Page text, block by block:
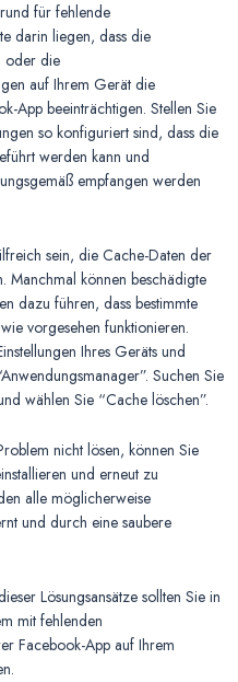
für fehlende
darin liegen, dass die
oder die
auf Ihrem Gerät die
App beeinträchtigen. Stellen Sie
so konfiguriert sind, dass die
werden kann und
empfangen werden
sein, die Cache-Daten der
Manchmal können beschädigte
dazu führen, dass bestimmte
vorgesehen funktionieren.
Ihres Geräts und
Suchen Sie
wählen Sie “Cache löschen”.
nicht lösen, können Sie
und erneut zu
alle möglicherweise
und durch eine saubere
Lösungsansätze sollten Sie in
mit fehlenden
Facebook-App auf Ihrem